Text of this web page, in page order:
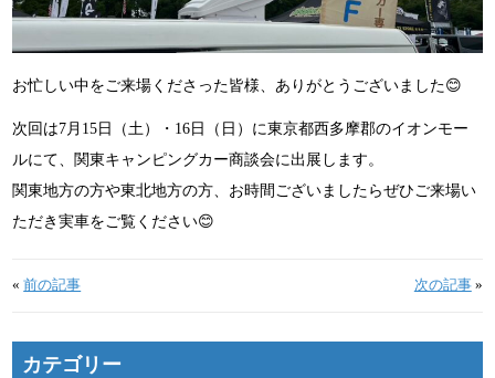
お忙しい中をご来場くださった皆様、ありがとうございました😊
次回は7月15日（土）・16日（日）に東京都西多摩郡のイオンモー
ルにて、関東キャンピングカー商談会に出展します。
関東地方の方や東北地方の方、お時間ございましたらぜひご来場い
ただき実車をご覧ください😊
«前の記事 次の記事»
カテゴリー